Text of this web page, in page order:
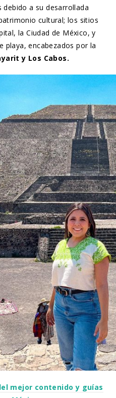
a su desarrollada
cultural; los sitios
la Ciudad de México, y
playa, encabezados por la
y Los Cabos.
mejor contenido y guías